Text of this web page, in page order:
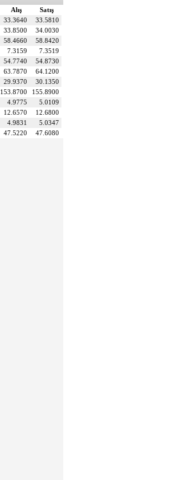
Satış
Alış
33.5810
33.3640
34.0030
33.8500
58.8420
58.4660
7.3519
7.3159
54.8730
54.7740
64.1200
63.7870
30.1350
29.9370
155.8900
153.8700
5.0109
4.9775
12.6800
12.6570
5.0347
4.9831
47.6080
47.5220